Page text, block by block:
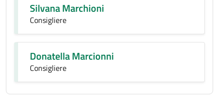
Silvana Marchioni
Consigliere
Donatella Marcionni
Consigliere